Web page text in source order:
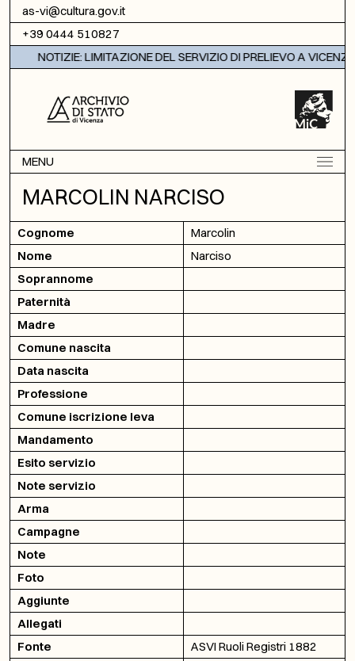
Vai al contenuto
as-vi@cultura.gov.it
+39 0444 510827
NOTIZIE: LIMITAZIONE DEL SERVIZIO DI PRELIEVO A VICENZA
MENU
MARCOLIN NARCISO
Cognome
Marcolin
Nome
Narciso
Soprannome
Paternità
Madre
Comune nascita
Data nascita
Professione
Comune iscrizione leva
Mandamento
Esito servizio
Note servizio
Arma
Campagne
Note
Foto
Aggiunte
Allegati
Fonte
ASVI Ruoli Registri 1882